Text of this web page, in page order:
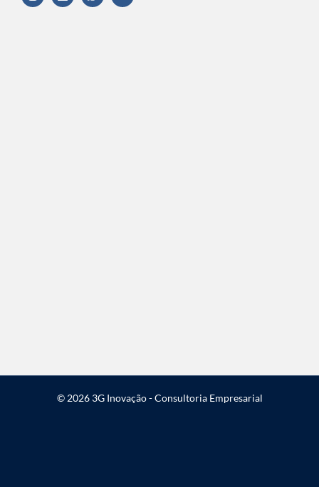
© 2026 3G Inovação - Consultoria Empresarial